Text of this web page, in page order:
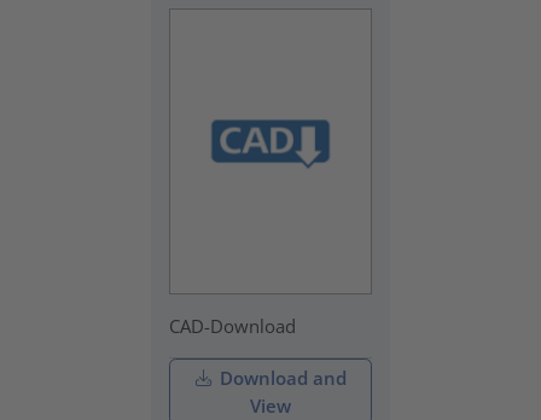
CAD-Download
Download and
View